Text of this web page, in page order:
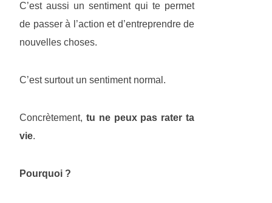
C’est aussi un sentiment qui te permet
de passer à l’action et d’entreprendre de
nouvelles choses.
C’est surtout un sentiment normal.
Concrètement, tu ne peux pas rater ta
vie.
Pourquoi ?